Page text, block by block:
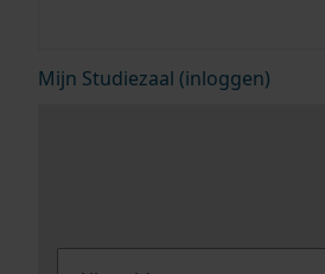
Mijn Studiezaal (inloggen)